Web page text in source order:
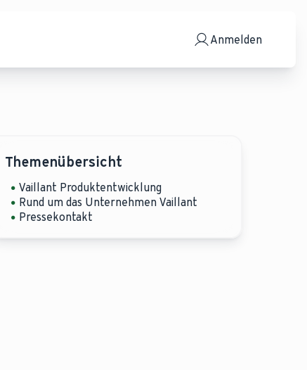
Anmelden
Themenübersicht
Vaillant Produktentwicklung
Rund um das Unternehmen Vaillant
Pressekontakt